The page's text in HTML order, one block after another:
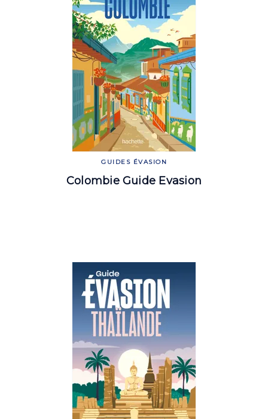
GUIDES ÉVASION
Colombie Guide Evasion